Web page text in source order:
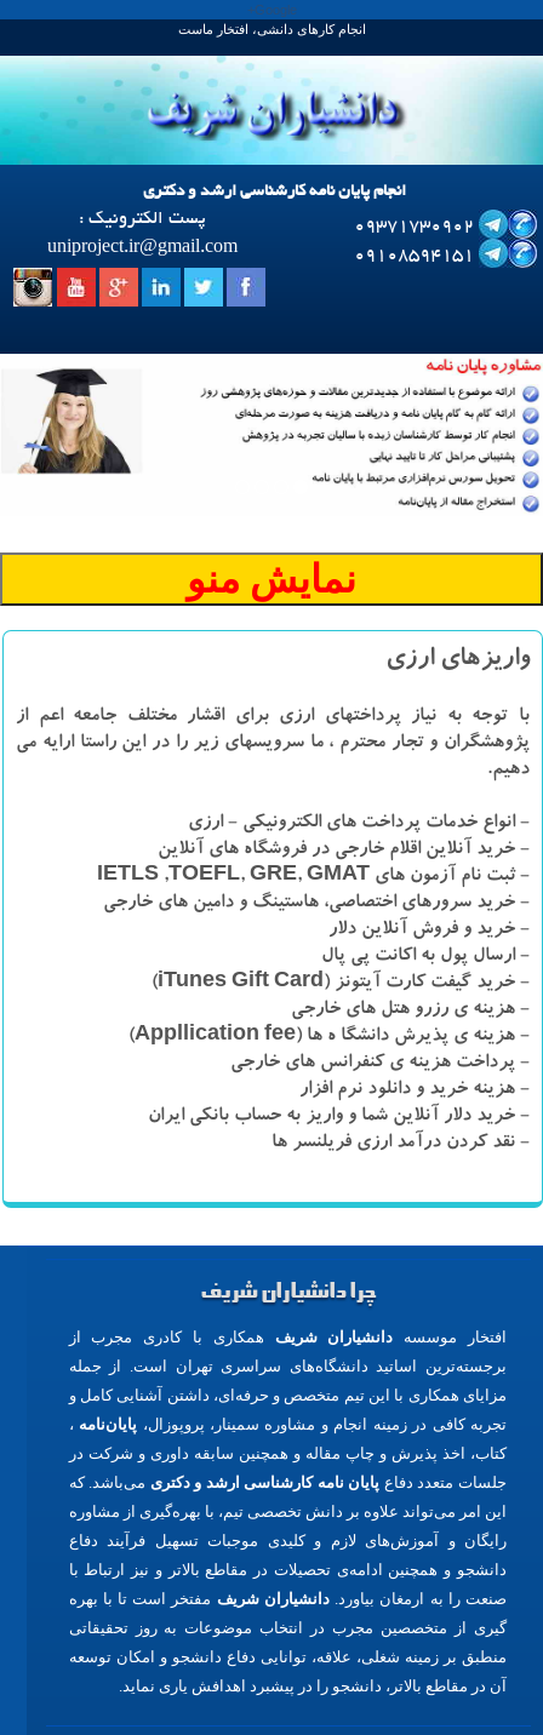
Google+
انجام کارهای دانشی، افتخار ماست
انجام پایان نامه کارشناسی ارشد و دکتری
پست الکترونیک :
uniproject.ir@gmail.com
واریزهای ارزی
با توجه به نیاز پرداختهای ارزی برای اقشار مختلف جامعه اعم از
پژوهشگران و تجار محترم ، ما سرویسهای زیر را در این راستا ارایه می
دهیم.
- انواع خدمات پرداخت های الکترونیکی - ارزی
- خرید آنلاین اقلام خارجی در فروشگاه های آنلاین
- ثبت نام آزمون های IETLS ,TOEFL, GRE, GMAT
- خرید سرورهای اختصاصی، هاستینگ و دامین های خارجی
- خرید و فروش آنلاین دلار
- ارسال پول به اکانت پی پال
- خرید گیفت کارت آیتونز (iTunes Gift Card)
- هزینه ی رزرو هتل های خارجی
- هزینه ی پذیرش دانشگا ه ها (Appllication fee)
- پرداخت هزینه ی کنفرانس های خارجی
- هزینه خرید و دانلود نرم افزار
- خرید دلار آنلاین شما و واریز به حساب بانکی ایران
- نقد کردن درآمد ارزی فریلنسر ها
چرا دانشیاران شریف
افتخار موسسه دانشیاران شریف همکاری با کادری مجرب از
برجسته‌ترین اساتید دانشگاه‌های سراسری تهران است. از جمله
مزایای همکاری با این تیم متخصص و حرفه‌ای، داشتن آشنایی کامل و
تجربه کافی در زمینه انجام و مشاوره سمینار، پروپوزال، پایان‌نامه ،
کتاب، اخذ پذیرش و چاپ مقاله و همچنین سابقه داوری و شرکت در
جلسات متعدد دفاع پایان نامه کارشناسی ارشد و دکتری می‌باشد. که
این امر می‌تواند علاوه بر دانش تخصصی تیم، با بهره‌گیری از مشاوره
رایگان و آموزش‌های لازم و کلیدی موجبات تسهیل فرآیند دفاع
دانشجو و همچنین ادامه‌ی تحصیلات در مقاطع بالاتر و نیز ارتباط با
صنعت را به ارمغان بیاورد.دانشیاران شریف مفتخر است تا با بهره
گیری از متخصصین مجرب در انتخاب موضوعات به روز تحقیقاتی
منطبق بر زمینه شغلی، علاقه، توانایی دفاع دانشجو و امکان توسعه
آن در مقاطع بالاتر، دانشجو را در پیشبرد اهدافش یاری نماید.